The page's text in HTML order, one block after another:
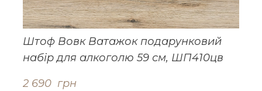
Штоф Вовк Ватажок подарунковий
набір для алкоголю 59 см, ШП410цв
2 690  грн